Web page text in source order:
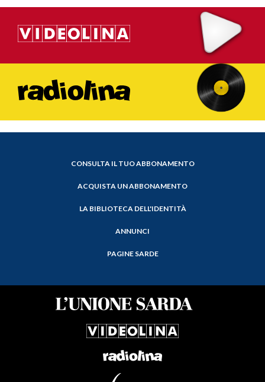
CONSULTA IL TUO ABBONAMENTO
ACQUISTA UN ABBONAMENTO
LA BIBLIOTECA DELL'IDENTITÀ
ANNUNCI
PAGINE SARDE